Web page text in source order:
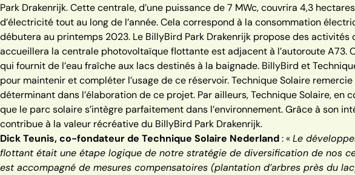
Park Drakenrijk. Cette centrale, d’une puissance de 7 MWc, couvrira 4,3
d’électricité tout au long de l’année. Cela correspond à la consommation
débutera au printemps 2023. Le BillyBird Park Drakenrijk propose des
accueillera la centrale photovoltaïque flottante est adjacent à l’autoroute A73.
qui fournit de l’eau fraîche aux lacs destinés à la baignade. BillyBird et
pour maintenir et compléter l’usage de ce réservoir.Technique Solaire
déterminant dans l’élaboration de ce projet. Par ailleurs, Technique Solaire, en
que le parc solaire s’intègre parfaitement dans l’environnement. Grâce à son
contribue à la valeur récréative du BillyBird Park Drakenrijk.
Dick Teunis, co-fondateur de Technique Solaire Nederland:«Le
flottant était une étape logique de notre stratégie de diversification de nos
est accompagné de mesures compensatoires (plantation d’arbres près du